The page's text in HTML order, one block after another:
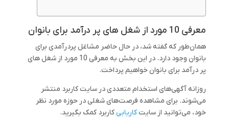
معرفی 10 مورد از شغل های پر درآمد برای بانوان
همان‌طور که گفته شد، در حال حاضر مشاغل پردرآمدی برای
بانوان وجود دارد. در این بخش به معرفی 10 مورد از شغل های
پر درآمد برای بانوان خواهیم پرداخت.
روزانه آگهی‌های استخدام متعددی در سایت کاربرد منتشر
می‌شوند. برای مشاهده فرصت‌های شغلی در حوزه مورد نظر
خود، می‌توانید از سایتکاریابیکاربرد کمک بگیرید.